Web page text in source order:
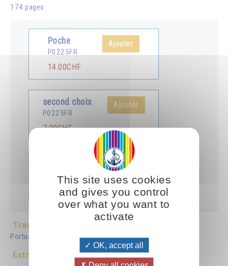
174 pages
Poche
P0225FR
14.00CHF
Ajouter
second choix
P0225FR
7.00CHF
Ajouter
KCD225FR
15.00CHF
Ajouter
Traduit en :
Português
Nederlands
Extrait
This site uses cookies
and gives you control
over what you want to
activate
OK, accept all